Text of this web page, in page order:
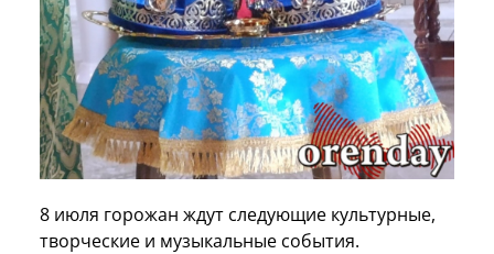
8 июля горожан ждут следующие культурные,
творческие и музыкальные события.